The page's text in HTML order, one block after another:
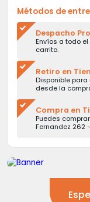
Métodos de
Despacho
Envíos a todo el
carrito.
Retiro en
Disponible para
desde la
Compra en
Puedes
Fernandez 262